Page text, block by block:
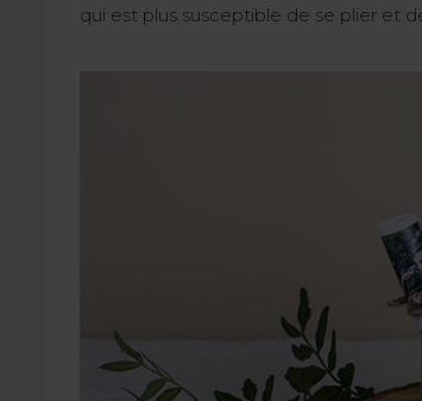
qui est plus susceptible de se plier et